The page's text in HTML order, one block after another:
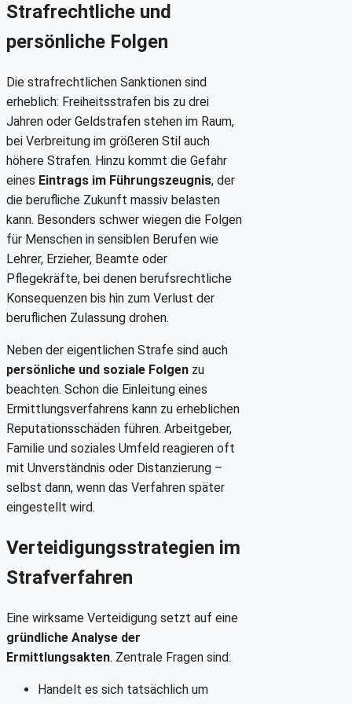
Strafrechtliche und
persönliche Folgen
Die strafrechtlichen Sanktionen sind
erheblich: Freiheitsstrafen bis zu drei
Jahren oder Geldstrafen stehen im Raum,
bei Verbreitung im größeren Stil auch
höhere Strafen. Hinzu kommt die Gefahr
eines Eintrags im Führungszeugnis, der
die berufliche Zukunft massiv belasten
kann. Besonders schwer wiegen die Folgen
für Menschen in sensiblen Berufen wie
Lehrer, Erzieher, Beamte oder
Pflegekräfte, bei denen berufsrechtliche
Konsequenzen bis hin zum Verlust der
beruflichen Zulassung drohen.
Neben der eigentlichen Strafe sind auch
persönliche und soziale Folgen zu
beachten. Schon die Einleitung eines
Ermittlungsverfahrens kann zu erheblichen
Reputationsschäden führen. Arbeitgeber,
Familie und soziales Umfeld reagieren oft
mit Unverständnis oder Distanzierung –
selbst dann, wenn das Verfahren später
eingestellt wird.
Verteidigungsstrategien im
Strafverfahren
Eine wirksame Verteidigung setzt auf eine
gründliche Analyse der
Ermittlungsakten. Zentrale Fragen sind:
Handelt es sich tatsächlich um